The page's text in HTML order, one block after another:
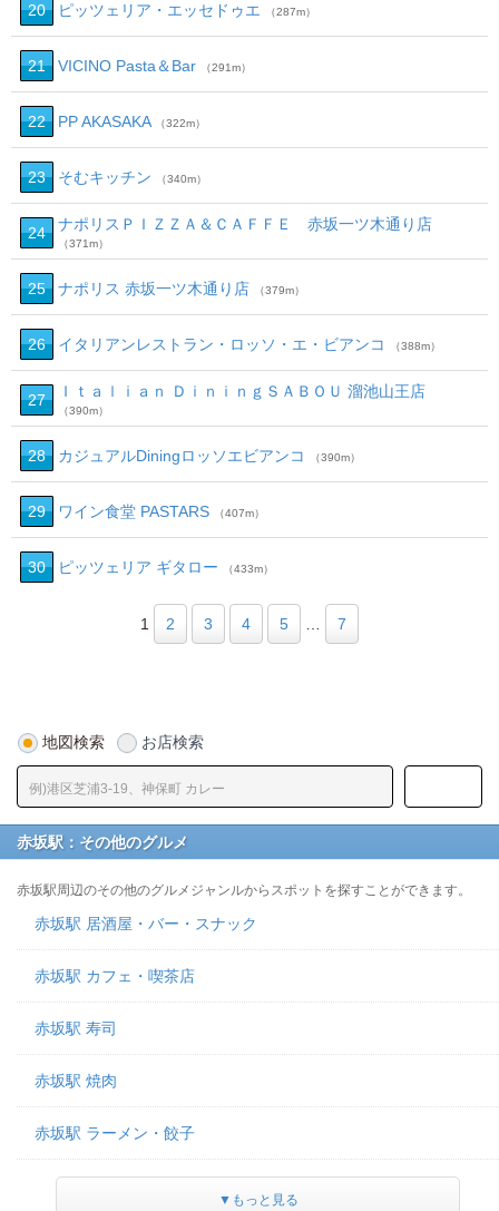
20 ピッツェリア・エッセドゥエ （287m）
21 VICINO Pasta＆Bar （291m）
22 PP AKASAKA （322m）
23 そむキッチン （340m）
24 ナポリスＰＩＺＺＡ＆ＣＡＦＦＥ 赤坂一ツ木通り店
（371m）
25 ナポリス 赤坂一ツ木通り店 （379m）
26 イタリアンレストラン・ロッソ・エ・ビアンコ （388m）
27 Ｉｔａｌｉａｎ ＤｉｎｉｎｇＳＡＢＯＵ 溜池山王店
（390m）
28 カジュアルDiningロッソエビアンコ （390m）
29 ワイン食堂 PASTARS （407m）
30 ピッツェリア ギタロー （433m）
1 2 3 4 5 7
地図検索 お店検索
赤坂駅：その他のグルメ
赤坂駅周辺のその他のグルメジャンルからスポットを探すことができます。
赤坂駅 居酒屋・バー・スナック
赤坂駅 カフェ・喫茶店
赤坂駅 寿司
赤坂駅 焼肉
赤坂駅 ラーメン・餃子
▼もっと見る